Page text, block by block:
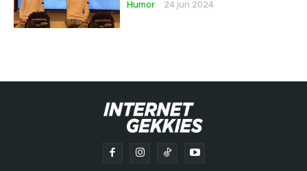
Humor
24 jun 2024